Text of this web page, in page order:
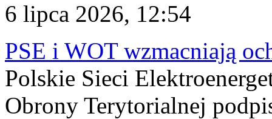
6 lipca 2026, 12:54
PSE i WOT wzmacniają
Polskie Sieci
Obrony Terytorialnej